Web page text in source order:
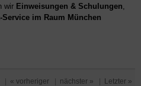
wir Einweisungen & Schulungen
Service im Raum München
| « vorheriger | nächster » | Letzter »